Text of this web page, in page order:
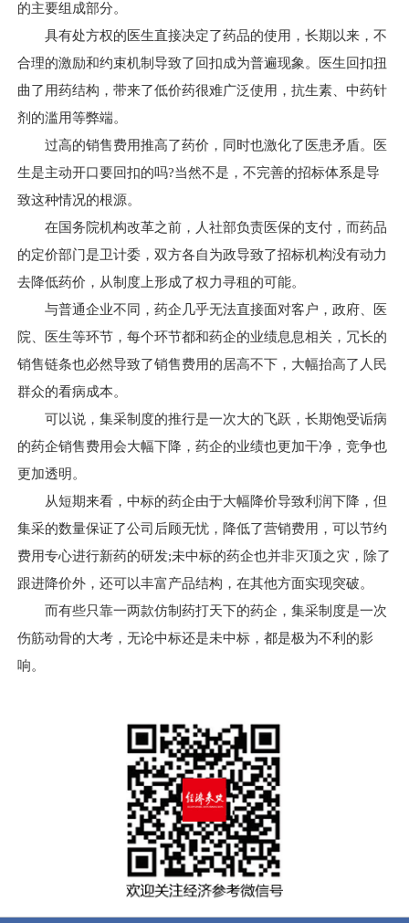
的主要组成部分。
具有处方权的医生直接决定了药品的使用，长期以来，不
合理的激励和约束机制导致了回扣成为普遍现象。医生回扣扭
曲了用药结构，带来了低价药很难广泛使用，抗生素、中药针
剂的滥用等弊端。
过高的销售费用推高了药价，同时也激化了医患矛盾。医
生是主动开口要回扣的吗?当然不是，不完善的招标体系是导
致这种情况的根源。
在国务院机构改革之前，人社部负责医保的支付，而药品
的定价部门是卫计委，双方各自为政导致了招标机构没有动力
去降低药价，从制度上形成了权力寻租的可能。
与普通企业不同，药企几乎无法直接面对客户，政府、医
院、医生等环节，每个环节都和药企的业绩息息相关，冗长的
销售链条也必然导致了销售费用的居高不下，大幅抬高了人民
群众的看病成本。
可以说，集采制度的推行是一次大的飞跃，长期饱受诟病
的药企销售费用会大幅下降，药企的业绩也更加干净，竞争也
更加透明。
从短期来看，中标的药企由于大幅降价导致利润下降，但
集采的数量保证了公司后顾无忧，降低了营销费用，可以节约
费用专心进行新药的研发;未中标的药企也并非灭顶之灾，除了
跟进降价外，还可以丰富产品结构，在其他方面实现突破。
而有些只靠一两款仿制药打天下的药企，集采制度是一次
伤筋动骨的大考，无论中标还是未中标，都是极为不利的影
响。